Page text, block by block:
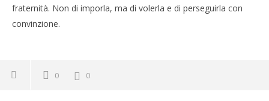
fraternità. Non di imporla, ma di volerla e di perseguirla con
convinzione.
0 0